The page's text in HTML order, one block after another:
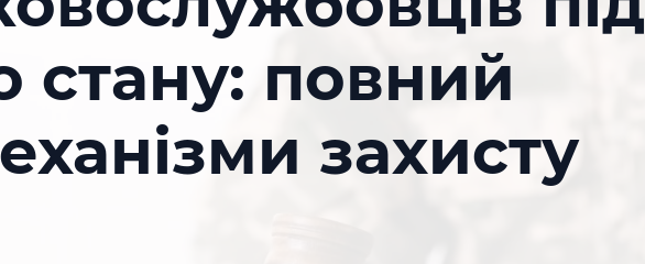
стану: повний
захисту